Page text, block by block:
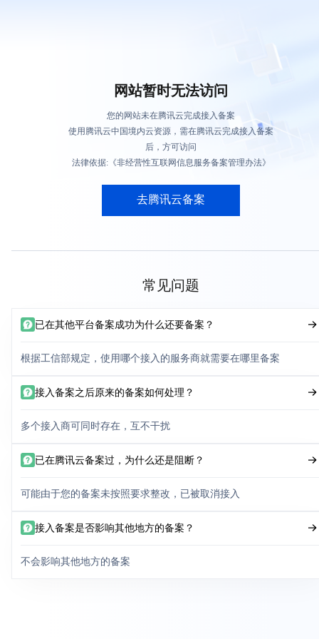
网站暂时无法访问
您的网站未在腾讯云完成接入备案
使用腾讯云中国境内云资源，需在腾讯云完成接入备案
后，方可访问
法律依据:《非经营性互联网信息服务备案管理办法》
去腾讯云备案
常见问题
已在其他平台备案成功为什么还要备案？
根据工信部规定，使用哪个接入的服务商就需要在哪里备案
接入备案之后原来的备案如何处理？
多个接入商可同时存在，互不干扰
已在腾讯云备案过，为什么还是阻断？
可能由于您的备案未按照要求整改，已被取消接入
接入备案是否影响其他地方的备案？
不会影响其他地方的备案